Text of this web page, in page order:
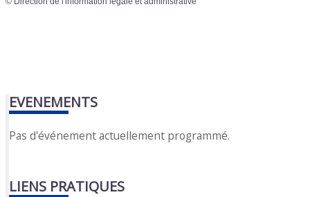
EVENEMENTS
Pas d'événement actuellement programmé.
LIENS PRATIQUES